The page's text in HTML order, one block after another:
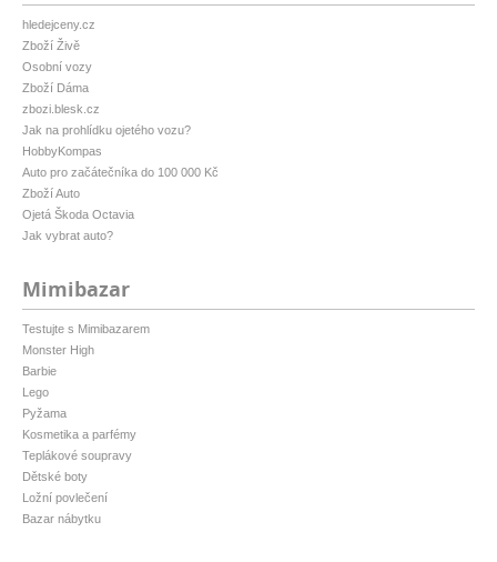
hledejceny.cz
Zboží Živě
Osobní vozy
Zboží Dáma
zbozi.blesk.cz
Jak na prohlídku ojetého vozu?
HobbyKompas
Auto pro začátečníka do 100 000 Kč
Zboží Auto
Ojetá Škoda Octavia
Jak vybrat auto?
Mimibazar
Testujte s Mimibazarem
Monster High
Barbie
Lego
Pyžama
Kosmetika a parfémy
Teplákové soupravy
Dětské boty
Ložní povlečení
Bazar nábytku